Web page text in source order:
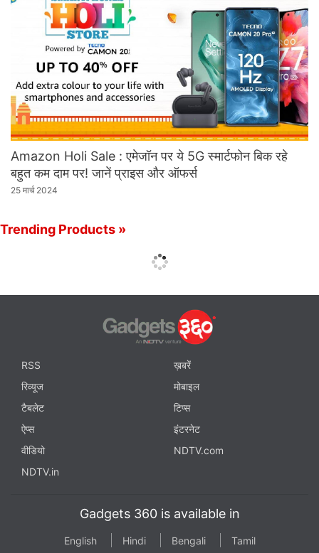
Amazon Holi Sale : एमेजॉन पर ये 5G स्‍मार्टफोन बिक रहे
बहुत कम दाम पर! जानें प्राइस और ऑफर्स
25 मार्च 2024
Trending Products »
RSS
ख़बरें
रिव्यूज
मोबाइल
टैबलेट
टिप्स
ऐप्स
इंटरनेट
वीडियो
NDTV.com
NDTV.in
Gadgets 360 is available in
English Hindi Bengali Tamil